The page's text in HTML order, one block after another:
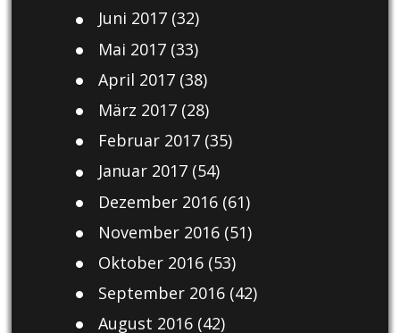
Juni 2017(32)
Mai 2017(33)
April 2017(38)
März 2017(28)
Februar 2017(35)
Januar 2017(54)
Dezember 2016(61)
November 2016(51)
Oktober 2016(53)
September 2016(42)
August 2016(42)